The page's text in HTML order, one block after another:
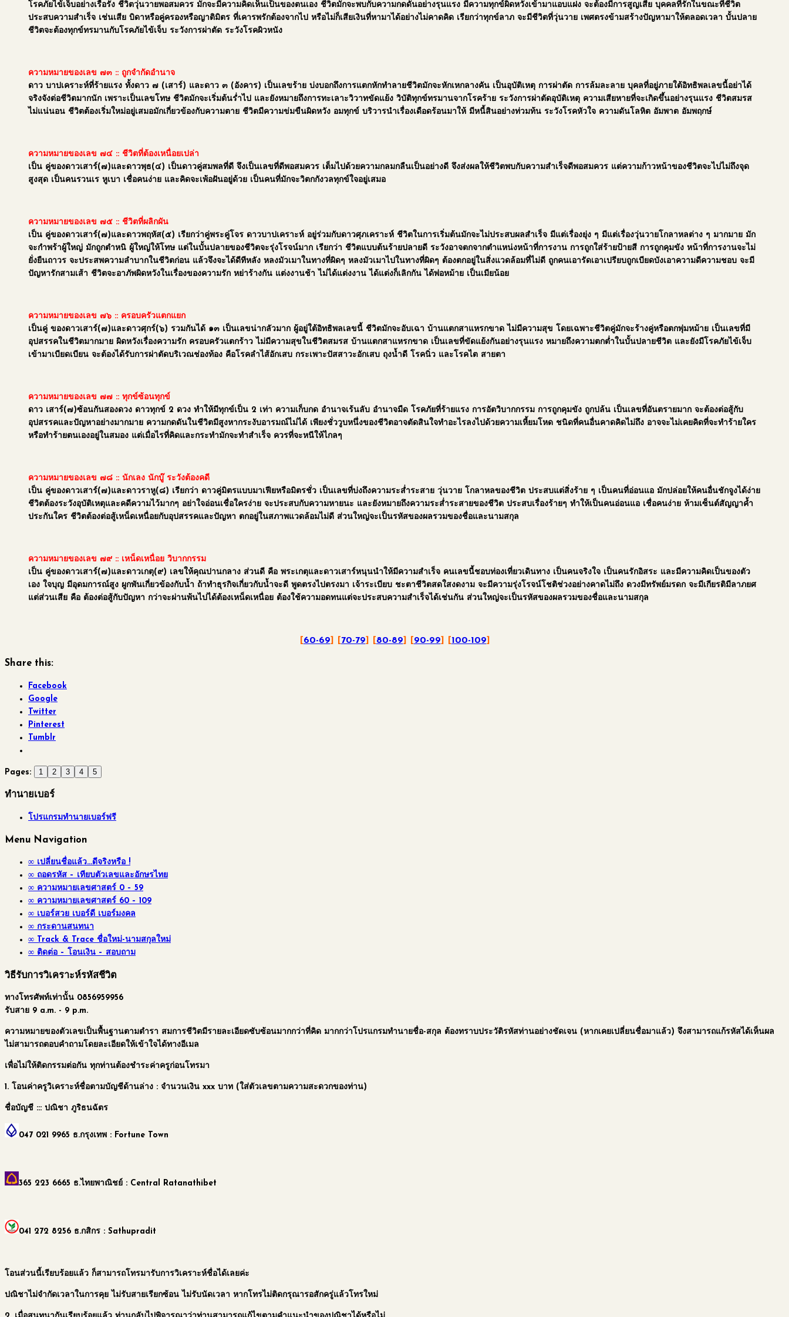
โรคภัยไข้เจ็บอย่างเรื้อรัง ชีวิตวุ่นวายพอสมควร มักจะมีความคิดเห็นเป็นของตนเอง ชีวิตมักจะพบกับความกดดันอย่างรุนแรง มีความทุกข์ผิดหวังเข้ามาแอบแฝง จะต้องมีการสูญเสีย บุคคลที่รักในขณะที่ชีวิต
ประสบความสำเร็จ เช่นเสีย บิดาหรือคู่ครองหรือญาติมิตร ที่เคารพรักต้องจากไป หรือไม่ก็เสียเงินที่หามาได้อย่างไม่คาดคิด เรียกว่าทุกข์ลาภ จะมีชีวิตที่วุ่นวาย เพศตรงข้ามสร้างปัญหามาให้ตลอดเวลา บั้นปลาย
ชีวิตจะต้องทุกข์ทรมานกับโรคภัยไข้เจ็บ ระวังการผ่าตัด ระวังโรคผิวหนัง
ความหมายของเลข ๗๓ :: ถูกจำกัดอำนาจ
ดาว บาปเคราะห์ที่ร้ายแรง ทั้งดาว ๗ (เสาร์) และดาว ๓ (อังคาร) เป็นเลขร้าย บ่งบอกถึงการแตกหักทำลายชีวิตมักจะหักเหกลางคัน เป็นอุบัติเหตุ การผ่าตัด การล้มละลาย บุคลที่อยู่ภายใต้อิทธิพลเลขนี้อย่าได้
จริงจังต่อชีวิตมากนัก เพราะเป็นเลขโทษ ชีวิตมักจะเริ่มต้นร่ำไป และยังหมายถึงการทะเลาะวิวาทขัดแย้ง วิบัติทุกข์ทรมานจากโรคร้าย ระวังการผ่าตัดอุบัติเหตุ ความเสียหายที่จะเกิดขึ้นอย่างรุนแรง ชีวิตสมรส
ไม่แน่นอน ชีวิตต้องเริ่มใหม่อยู่เสมอมักเกี่ยวข้องกับความตาย ชีวิตมีความข่มขืนผิดหวัง อมทุกข์ บริวารนำเรื่องเดือดร้อนมาให้ มีหนี้สินอย่างท่วมท้น ระวังโรคหัวใจ ความดันโลหิต อัมพาต อัมพฤกษ์
ความหมายของเลข ๗๔ :: ชีวิตที่ต้องเหนื่อยเปล่า
เป็น คู่ของดาวเสาร์(๗)และดาวพุธ(๔) เป็นดาวคู่สมพลที่ดี จึงเป็นเลขที่ดีพอสมควร เต็มไปด้วยความกลมกลืนเป็นอย่างดี จึงส่งผลให้ชีวิตพบกับความสำเร็จดีพอสมควร แต่ความก้าวหน้าของชีวิตจะไปไม่ถึงจุด
สูงสุด เป็นคนรวนเร หูเบา เชื่อคนง่าย และคิดจะเพ้อฝันอยู่ด้วย เป็นคนที่มักจะวิตกกังวลทุกข์ใจอยู่เสมอ
ความหมายของเลข ๗๕ :: ชีวิตที่ผลิกผัน
เป็น คู่ของดาวเสาร์(๗)และดาวพฤหัส(๕) เรียกว่าคู่พระคู่โจร ดาวบาปเคราะห์ อยู่ร่วมกับดาวศุภเคราะห์ ชีวิตในการเริ่มต้นมักจะไม่ประสบผลสำเร็จ มีแต่เรื่องยุ่ง ๆ มีแต่เรื่องวุ่นวายโกลาหลต่าง ๆ มากมาย มัก
จะกำพร้าผู้ใหญ่ มักถูกตำหนิ ผู้ใหญ่ให้โทษ แต่ในบั้นปลายของชีวิตจะรุ่งโรจน์มาก เรียกว่า ชีวิตแบบต้นร้ายปลายดี ระวังอาจตกจากตำแหน่งหน้าที่การงาน การถูกใส่ร้ายป้ายสี การถูกคุมขัง หน้าที่การงานจะไม่
ยั่งยืนถาวร จะประสพความลำบากในชีวิตก่อน แล้วจึงจะได้ดีทีหลัง หลงมัวเมาในทางที่ผิดๆ หลงมัวเมาไปในทางที่ผิดๆ ต้องตกอยู่ในสิ่งแวดล้อมที่ไม่ดี ถูกคนเอารัดเอาเปรียบถูกเบียดบังเอาความดีความชอบ จะมี
ปัญหารักสามเส้า ชีวิตจะอาภัพผิดหวังในเรื่องของความรัก หย่าร้างกัน แต่งงานช้า ไม่ได้แต่งงาน ได้แต่งก็เลิกกัน ได้พ่อหม้าย เป็นเมียน้อย
ความหมายของเลข ๗๖ :: ครอบครัวแตกแยก
เป็นคู่ ของดาวเสาร์(๗)และดาวศุกร์(๖) รวมกันได้ ๑๓ เป็นเลขน่ากลัวมาก ผู้อยู่ใต้อิทธิพลเลขนี้ ชีวิตมักจะอับเฉา บ้านแตกสาแหรกขาด ไม่มีความสุข โดยเฉพาะชีวิตคู่มักจะร้างคู่หรือตกพุ่มหม้าย เป็นเลขที่มี
อุปสรรคในชีวิตมากมาย ผิดหวังเรื่องความรัก ครอบครัวแตกร้าว ไม่มีความสุขในชีวิตสมรส บ้านแตกสาแหรกขาด เป็นเลขที่ขัดแย้งกันอย่างรุนแรง หมายถึงความตกต่ำในบั้นปลายชีวิต และยังมีโรคภัยไข้เจ็บ
เข้ามาเบียดเบียน จะต้องได้รับการผ่าตัดบริเวณช่องท้อง คือโรคลำไส้อักเสบ กระเพาะปัสสาวะอักเสบ ถุงน้ำดี โรคนิ่ว และโรคไต สายตา
ความหมายของเลข ๗๗ :: ทุกข์ซ้อนทุกข์
ดาว เสาร์(๗)ซ้อนกันสองดวง ดาวทุกข์ 2 ดวง ทำให้มีทุกข์เป็น 2 เท่า ความเก็บกด อำนาจเร้นลับ อำนาจมืด โรคภัยที่ร้ายแรง การอัตวิบากกรรม การถูกคุมขัง ถูกปล้น เป็นเลขที่อันตรายมาก จะต้องต่อสู้กับ
อุปสรรคและปัญหาอย่างมากมาย ความกดดันในชีวิตมีสูงหากระงับอารมณ์ไม่ได้ เพียงชั่ววูบหนึ่งของชีวิตอาจตัดสินใจทำอะไรลงไปด้วยความเหี้ยมโหด ชนิดที่คนอื่นคาดคิดไม่ถึง อาจจะไม่เคยคิดที่จะทำร้ายใคร
หรือทำร้ายตนเองอยู่ในสมอง แต่เมื่อไรที่คิดและกระทำมักจะทำสำเร็จ ควรที่จะหนีให้ไกลๆ
ความหมายของเลข ๗๘ :: นักเลง นักบู๊ ระวังต้องคดี
เป็น คู่ของดาวเสาร์(๗)และดาวราหู(๘) เรียกว่า ดาวคู่มิตรแบบมาเฟียหรือมิตรชั่ว เป็นเลขที่บ่งถึงความระส่ำระสาย วุ่นวาย โกลาหลของชีวิต ประสบแต่สิ่งร้าย ๆ เป็นคนที่อ่อนแอ มักปล่อยให้คนอื่นชักจูงได้ง่าย
ชีวิตต้องระวังอุบัติเหตุและคดีความไว้มากๆ อย่าใจอ่อนเชื่อใครง่าย จะประสบกับความหายนะ และยังหมายถึงความระส่ำระสายของชีวิต ประสบเรื่องร้ายๆ ทำให้เป็นคนอ่อนแอ เชื่อคนง่าย ห้ามเซ็นต์สัญญาค้ำ
ประกันใคร ชีวิตต้องต่อสู้เหน็ดเหนื่อยกับอุปสรรคและปัญหา ตกอยู่ในสภาพแวดล้อมไม่ดี ส่วนใหญ่จะเป็นรหัสของผลรวมของชื่อและนามสกุล
ความหมายของเลข ๗๙ :: เหน็ดเหนื่อย วิบากกรรม
เป็น คู่ของดาวเสาร์(๗)และดาวเกตุ(๙) เลขให้คุณปานกลาง ส่วนดี คือ พระเกตุและดาวเสาร์หนุนนำให้มีความสำเร็จ คนเลขนี้ชอบท่องเที่ยวเดินทาง เป็นคนจริงใจ เป็นคนรักอิสระ และมีความคิดเป็นของตัว
เอง ใจบุญ มีอุดมการณ์สูง ผูกพันเกี่ยวข้องกับน้ำ ถ้าทำธุรกิจเกี่ยวกับน้ำจะดี พูดตรงไปตรงมา เจ้าระเบียบ ชะตาชีวิตสดใสงดงาม จะมีความรุ่งโรจน์โชติช่วงอย่างคาดไม่ถึง ดวงมีทรัพย์มรดก จะมีเกียรติมีลาภยศ
แต่ส่วนเสีย คือ ต้องต่อสู้กับปัญหา กว่าจะผ่านพ้นไปได้ต้องเหน็ดเหนื่อย ต้องใช้ความอดทนแต่จะประสบความสำเร็จได้เช่นกัน ส่วนใหญ่จะเป็นรหัสของผลรวมของชื่อและนามสกุล
60-69 70-79 80-89 90-99 100-109
Share this:
Facebook
Google
Twitter
Pinterest
Tumblr
Pages: 1 2 3 4 5
ทำนายเบอร์
โปรแกรมทำนายเบอร์ฟรี
Menu Navigation
∞ เปลี่ยนชื่อแล้ว…ดีจริงหรือ !
∞ ถอดรหัส – เทียบตัวเลขและอักษรไทย
∞ ความหมายเลขศาสตร์ 0 – 59
∞ ความหมายเลขศาสตร์ 60 – 109
∞ เบอร์สวย เบอร์ดี เบอร์มงคล
∞ กระดานสนทนา
∞ Track & Trace ชื่อใหม่-นามสกุลใหม่
∞ ติดต่อ – โอนเงิน – สอบถาม
วิธีรับการวิเคราะห์รหัสชีวิต
ทางโทรศัพท์เท่านั้น 0856959956
รับสาย 9 a.m. - 9 p.m.
ความหมายของตัวเลขเป็นพื้นฐานตามตำรา สมการชีวิตมีรายละเอียดซับซ้อนมากกว่าที่คิด มากกว่าโปรแกรมทำนายชื่อ-สกุล ต้องทราบประวัติรหัสท่านอย่างชัดเจน (หากเคยเปลี่ยนชื่อมาแล้ว) จึงสามารถแก้รหัสได้เห็นผล
ไม่สามารถตอบคำถามโดยละเอียดให้เข้าใจได้ทางอีเมล
เพื่อไม่ให้ติดกรรมต่อกัน ทุกท่านต้องชำระค่าครูก่อนโทรมา
1. โอนค่าครูวิเคราะห์ชื่อตามบัญชีด้านล่าง : จำนวนเงิน xxx บาท (ใส่ตัวเลขตามความสะดวกของท่าน)
ชื่อบัญชี ::: ปณิชา ภูริธนฉัตร
047 021 9965 ธ.กรุงเทพ : Fortune Town
365 223 6665 ธ.ไทยพาณิชย์ : Central Ratanathibet
041 272 8256 ธ.กสิกร : Sathupradit
โอนส่วนนี้เรียบร้อยแล้ว ก็สามารถโทรมารับการวิเคราะห์ชื่อได้เลยค่ะ
ปณิชาไม่จำกัดเวลาในการคุย ไม่รับสายเรียกซ้อน ไม่รับนัดเวลา หากโทรไม่ติดกรุณารอสักครู่แล้วโทรใหม่